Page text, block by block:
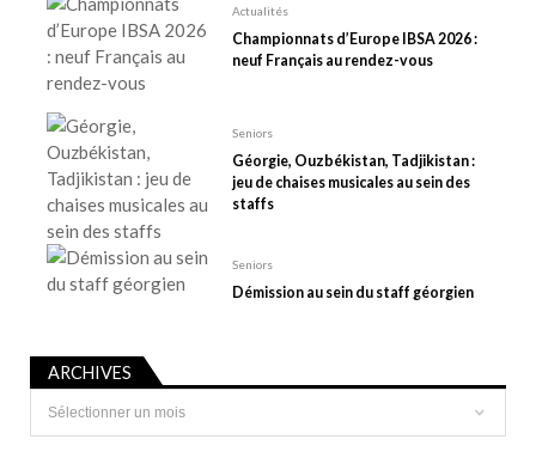
Actualités
Championnats d’Europe IBSA 2026 :
neuf Français au rendez-vous
Seniors
Géorgie, Ouzbékistan, Tadjikistan :
jeu de chaises musicales au sein des
staffs
Seniors
Démission au sein du staff géorgien
ARCHIVES
Archives